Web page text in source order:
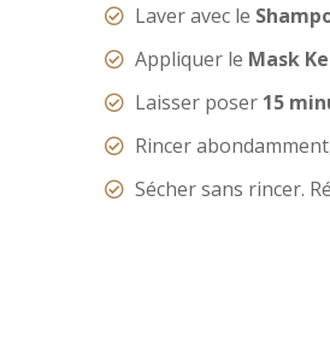
Laver avec le
Appliquer le Mask
Laisser poser 15
Rincer
Sécher sans rincer.